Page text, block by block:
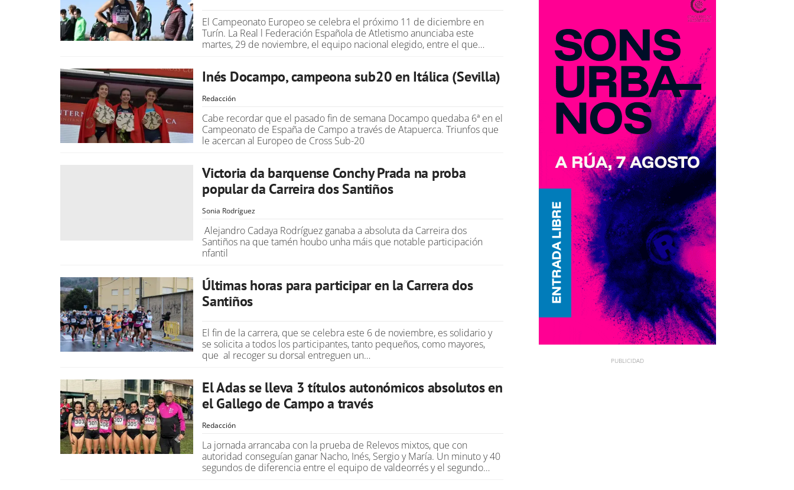
El Campeonato Europeo se celebra el próximo 11 de diciembre en
Turín. La Real l Federación Española de Atletismo anunciaba este
martes, 29 de noviembre, el equipo nacional elegido, entre el que…
Inés Docampo, campeona sub20 en Itálica (Sevilla)
Redacción
Cabe recordar que el pasado fin de semana Docampo quedaba 6ª en el
Campeonato de España de Campo a través de Atapuerca. Triunfos que
le acercan al Europeo de Cross Sub-20
Victoria da barquense Conchy Prada na proba
popular da Carreira dos Santiños
Sonia Rodríguez
Alejandro Cadaya Rodríguez ganaba a absoluta da Carreira dos
Santiños na que tamén houbo unha máis que notable participación
nfantil
Últimas horas para participar en la Carrera dos
Santiños
El fin de la carrera, que se celebra este 6 de noviembre, es solidario y
se solicita a todos los participantes, tanto pequeños, como mayores,
que al recoger su dorsal entreguen un…
El Adas se lleva 3 títulos autonómicos absolutos en
el Gallego de Campo a través
Redacción
La jornada arrancaba con la prueba de Relevos mixtos, que con
autoridad conseguían ganar Nacho, Inés, Sergio y María. Un minuto y 40
segundos de diferencia entre el equipo de valdeorrés y el segundo…